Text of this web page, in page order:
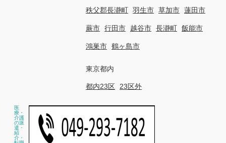
秩父郡長瀞町 羽生市 草加市 蓮田市
蕨市 行田市 越谷市 長瀞町 飯能市
鴻巣市 鶴ヶ島市
東京都内
都内23区 23区外
医
療・
介護
の派
遣・
紹
介・